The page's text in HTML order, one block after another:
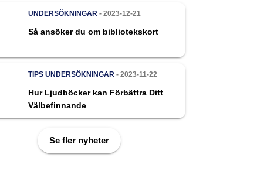
UNDERSÖKNINGAR - 2023-12-21
Så ansöker du om bibliotekskort
TIPS UNDERSÖKNINGAR - 2023-11-22
Hur Ljudböcker kan Förbättra Ditt
Välbefinnande
Se fler nyheter